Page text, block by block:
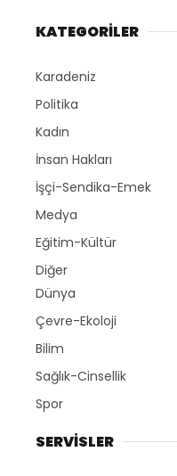
KATEGORİLER
Karadeniz
Politika
Kadın
İnsan Hakları
İşçi-Sendika-Emek
Medya
Eğitim-Kültür
Diğer
Dünya
Çevre-Ekoloji
Bilim
Sağlık-Cinsellik
Spor
SERVİSLER